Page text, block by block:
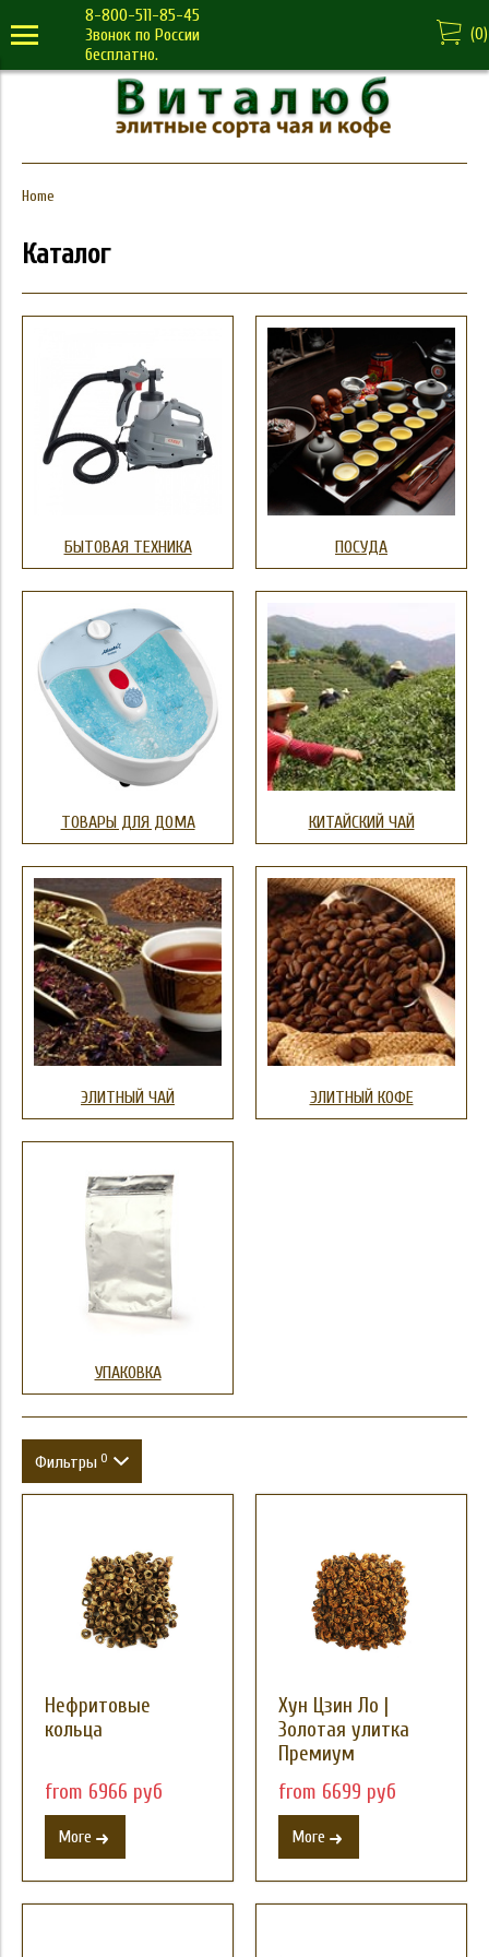
8-800-511-85-45
Звонок по России
бесплатно.
(0)
Home
Каталог
БЫТОВАЯ ТЕХНИКА ПОСУДА
ТОВАРЫ ДЛЯ ДОМА КИТАЙСКИЙ ЧАЙ
ЭЛИТНЫЙ ЧАЙ ЭЛИТНЫЙ КОФЕ
УПАКОВКА
Фильтры 0
Нефритовые
кольца
from 6966 руб
More
Хун Цзин Ло |
Золотая улитка
Премиум
from 6699 руб
More